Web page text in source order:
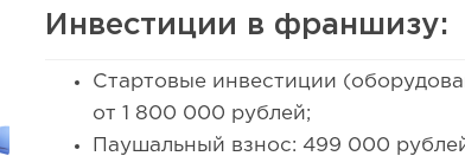
Инвестиции в франшизу:
Стартовые инвестиции
от 1 800 000 рублей;
Паушальный взнос: 499 000